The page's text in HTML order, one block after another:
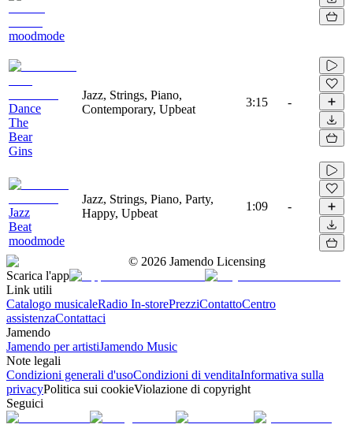
moodmode
Dance
The
Bear
Gins
Jazz, Strings, Piano,
Contemporary, Upbeat
3:15 -
Jazz
Beat
moodmode
Jazz, Strings, Piano, Party,
Happy, Upbeat
1:09 -
© 2026 Jamendo Licensing
Scarica l'app
Link utili
Catalogo musicaleRadio In-storePrezziContattoCentro
assistenzaContattaci
Jamendo
Jamendo per artistiJamendo Music
Note legali
Condizioni generali d'usoCondizioni di venditaInformativa sulla
privacyPolitica sui cookieViolazione di copyright
Seguici